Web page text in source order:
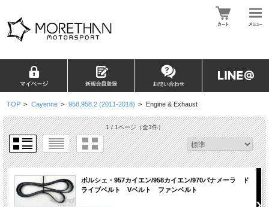
TOP > Cayenne > 958,958.2 (2011-2018) > Engine & Exhaust
1 / 1ページ（全3件）
ポルシェ・957カイエン/958カイエン/970パナメーラ ド
ライブベルト Vベルト ファンベルト